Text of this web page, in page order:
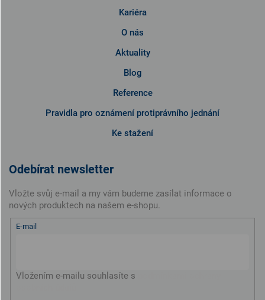
Kariéra
O nás
Aktuality
Blog
Reference
Pravidla pro oznámení protiprávního jednání
Ke stažení
Odebírat newsletter
Vložte svůj e-mail a my vám budeme zasílat informace o
nových produktech na našem e-shopu.
E-mail
Vložením e-mailu souhlasíte s